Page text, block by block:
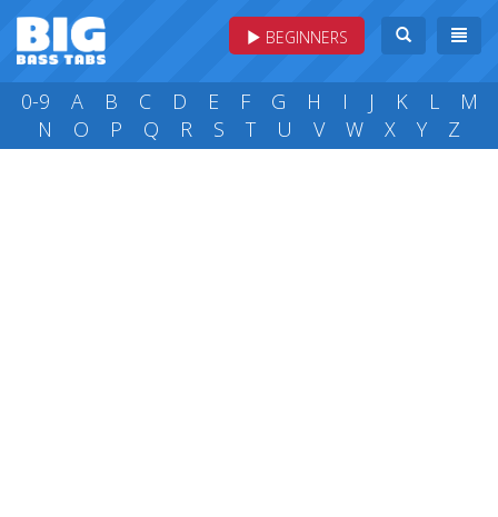
BEGINNERS
0-9 A B C D E F G H I J K L
M
N
O P Q R S T U V W X Y Z